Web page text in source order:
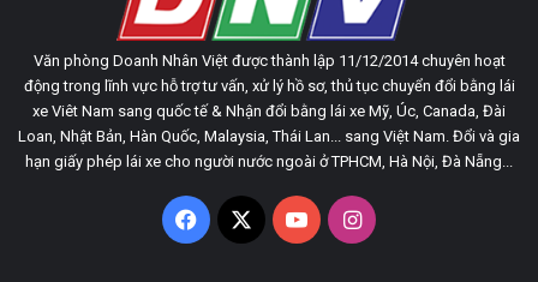
Văn phòng Doanh Nhân Việt được thành lập 11/12/2014 chuyên hoạt
động trong lĩnh vực hỗ trợ tư vấn, xử lý hồ sơ, thủ tục chuyển đổi bằng lái
xe Viêt Nam sang quốc tế & Nhận đổi bằng lái xe Mỹ, Úc, Canada, Đài
Loan, Nhật Bản, Hàn Quốc, Malaysia, Thái Lan... sang Việt Nam. Đổi và gia
hạn giấy phép lái xe cho người nước ngoài ở TPHCM, Hà Nội, Đà Nẵng...
Facebook
X YouTubeInstagram